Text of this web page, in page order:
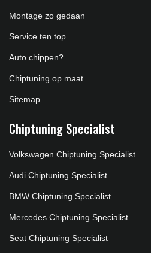
Montage zo gedaan
Service ten top
Auto chippen?
Chiptuning op maat
Sitemap
Chiptuning Specialist
Volkswagen Chiptuning Specialist
Audi Chiptuning Specialist
BMW Chiptuning Specialist
Mercedes Chiptuning Specialist
Seat Chiptuning Specialist